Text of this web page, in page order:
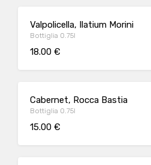
Valpolicella, Ilatium Morini
Bottiglia 0.75l
18.00 €
Cabernet, Rocca Bastia
Bottiglia 0.75l
15.00 €